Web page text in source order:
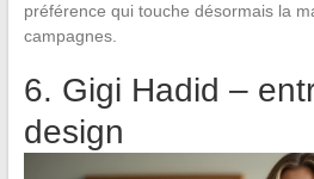
préférence qui touche désormais la
campagnes.
6. Gigi Hadid –
design